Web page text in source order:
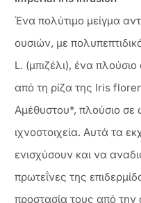
Ένα πολύτιμο μείγμα
ουσιών, με
L. (μπιζέλι), ένα
από τη ρίζα της Iris
Αμέθυστου*, πλούσιο σε
ιχνοστοιχεία. Αυτά τα
ενισχύσουν και να
πρωτεΐνες της
προστασία τους από